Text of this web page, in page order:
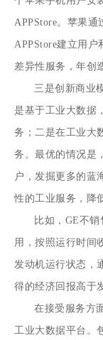
APPStore。苹果
APPStore建立用
差异性服务，年创
三是创新商业
是基于工业大数据
务；二是在工业大
务。最优的情况是
户，发掘更多的蓝
性的工业服务，降
比如，GE不
用，按照运行时间
发动机运行状态，
得的经济回报高于
在接受服务方
工业大数据平台。